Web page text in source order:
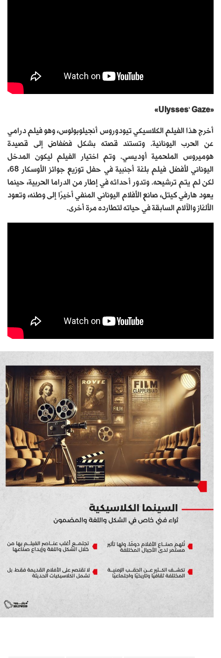
«Ulysses’ Gaze»
أخرج هذا الفيلم الكلاسيكي تيودوروس أنجيلوبولوس، وهو فيلم درامي
عن الحرب اليونانية. وتستند قصته بشكل فضفاض إلى قصيدة
هوميروس الملحمية أوديسي. وتم اختيار الفيلم ليكون المدخل
اليوناني لأفضل فيلم بلغة أجنبية في حفل توزيع جوائز الأوسكار 68،
لكن لم يتم ترشيحه. وتدور أحداثه في إطار من الدراما الحربية، حينما
يعود هارفي كيتل، صانع الأفلام اليوناني المنفي أخيرًا إلى وطنه، وتعود
الألغاز والآلام السابقة في حياته لتطارده مرة أخرى.